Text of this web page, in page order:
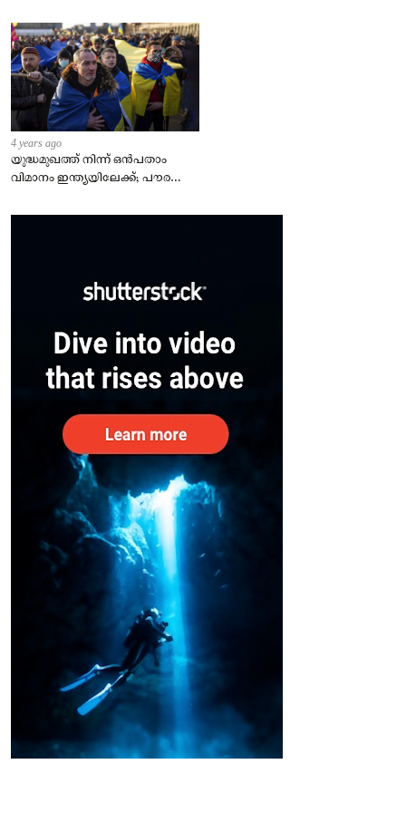
4 years ago
യുദ്ധമുഖത്ത് നിന്ന് ഒൻപതാം
വിമാനം ഇന്ത്യയിലേക്ക്; പൗരന്മാർ
– കേന്ദ്രം